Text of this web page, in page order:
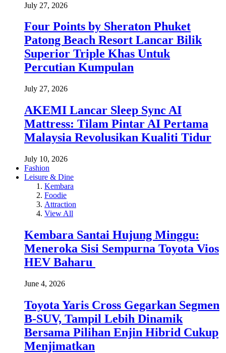
July 27, 2026
Four Points by Sheraton Phuket
Patong Beach Resort Lancar Bilik
Superior Triple Khas Untuk
Percutian Kumpulan
July 27, 2026
AKEMI Lancar Sleep Sync AI
Mattress: Tilam Pintar AI Pertama
Malaysia Revolusikan Kualiti Tidur
July 10, 2026
Fashion
Leisure & Dine
Kembara
Foodie
Attraction
View All
Kembara Santai Hujung Minggu:
Meneroka Sisi Sempurna Toyota Vios
HEV Baharu
June 4, 2026
Toyota Yaris Cross Gegarkan Segmen
B-SUV, Tampil Lebih Dinamik
Bersama Pilihan Enjin Hibrid Cukup
Menjimatkan